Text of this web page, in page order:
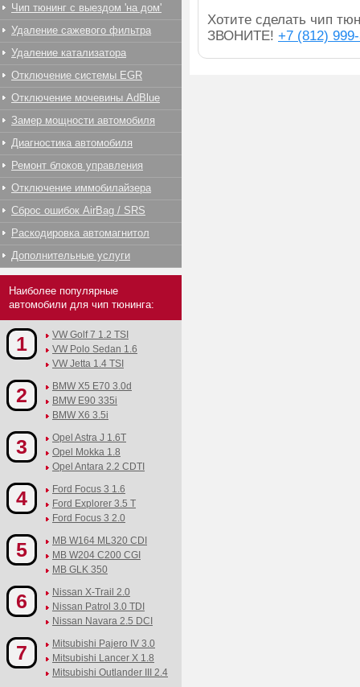
Хотите сделать чип
ЗВОНИТЕ! +7 (812)
Чип тюнинг с выездом 'на дом'
Удаление сажевого фильтра
Удаление катализатора
Отключение системы EGR
Отключение мочевины AdBlue
Замер мощности автомобиля
Диагностика автомобиля
Ремонт блоков управления
Отключение иммобилайзера
Сброс ошибок AirBag / SRS
Раскодировка автомагнитол
Дополнительные услуги
Наиболее популярные
автомобили для чип тюнинга:
1
VW Golf 7 1.2 TSI
VW Polo Sedan 1.6
VW Jetta 1.4 TSI
2
BMW X5 E70 3.0d
BMW E90 335i
BMW X6 3.5i
3
Opel Astra J 1.6T
Opel Mokka 1.8
Opel Antara 2.2 CDTI
4
Ford Focus 3 1.6
Ford Explorer 3.5 T
Ford Focus 3 2.0
5
MB W164 ML320 CDI
MB W204 C200 CGI
MB GLK 350
6
Nissan X-Trail 2.0
Nissan Patrol 3.0 TDI
Nissan Navara 2.5 DCI
7
Mitsubishi Pajero IV 3.0
Mitsubishi Lancer X 1.8
Mitsubishi Outlander III 2.4